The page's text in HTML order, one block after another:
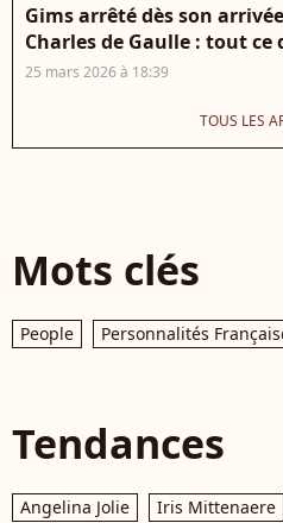
Gims arrêté dès son
Charles de Gaulle : tout ce
25 mars 2026 à 18:39
TOUS LES
Mots clés
People Personnalités
Tendances
Angelina Jolie Iris Mittenaere